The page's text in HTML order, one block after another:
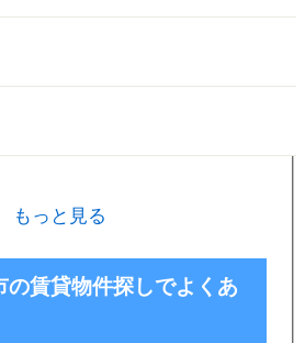
もっと見る
の賃貸物件探しでよくあ